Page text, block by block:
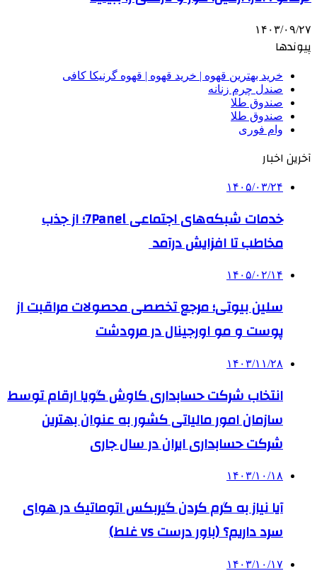
۱۴۰۳/۰۹/۲۷
پیوندها
خرید بهترین قهوه | خرید قهوه | قهوه گرنیکا کافی
صندل چرم زنانه
صندوق طلا
صندوق طلا
وام فوری
آخرین اخبار
۱۴۰۵/۰۳/۲۴
خدمات شبکه‌های اجتماعی 7Panel؛ از جذب
مخاطب تا افزایش درآمد
۱۴۰۵/۰۲/۱۴
سلین بیوتی؛ مرجع تخصصی محصولات مراقبت از
پوست و مو اورجینال در مرودشت
۱۴۰۳/۱۱/۲۸
انتخاب شرکت حسابداری کاوش گویا ارقام توسط
سازمان امور مالیاتی کشور به عنوان بهترین
شرکت حسابداری ایران در سال جاری
۱۴۰۳/۱۰/۱۸
آیا نیاز به گرم کردن گیربکس اتوماتیک در هوای
سرد داریم؟ (باور درست vs غلط)
۱۴۰۳/۱۰/۱۷